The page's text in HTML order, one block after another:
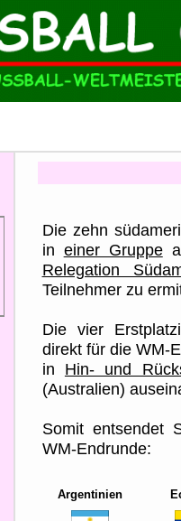
Die zehn
in einer Gruppe
Relegation
Teilnehmer zu
Die vier
direkt für die WM-
in Hin- und
(Australien)
Somit entsendet
WM-Endrunde:
Argentinien